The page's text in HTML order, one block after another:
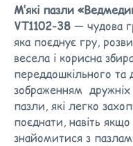
М’які пазли
VT1102-38 — чудова
яка поєднує гру,
весела і корисна
переддошкільного та
зображенням
пазли, які легко
поєднати, навіть
знайомитися з